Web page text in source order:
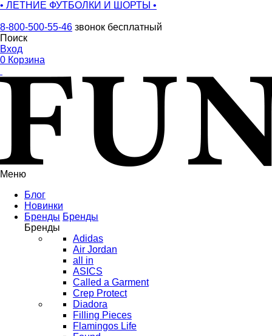
• ЛЕТНИЕ ФУТБОЛКИ И ШОРТЫ •
8-800-500-55-46 звонок бесплатный
Поиск
Вход
0 Корзина
Меню
Блог
Новинки
Бренды Бренды
Бренды
Adidas
Air Jordan
all in
ASICS
Called a Garment
Crep Protect
Diadora
Filling Pieces
Flamingos Life